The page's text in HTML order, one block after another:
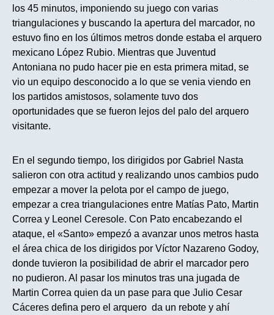
los 45 minutos, imponiendo su juego con varias
triangulaciones y buscando la apertura del marcador, no
estuvo fino en los últimos metros donde estaba el arquero
mexicano López Rubio. Mientras que Juventud
Antoniana no pudo hacer pie en esta primera mitad, se
vio un equipo desconocido a lo que se venia viendo en
los partidos amistosos, solamente tuvo dos
oportunidades que se fueron lejos del palo del arquero
visitante.
En el segundo tiempo, los dirigidos por Gabriel Nasta
salieron con otra actitud y realizando unos cambios pudo
empezar a mover la pelota por el campo de juego,
empezar a crea triangulaciones entre Matías Pato, Martin
Correa y Leonel Ceresole. Con Pato encabezando el
ataque, el «Santo» empezó a avanzar unos metros hasta
el área chica de los dirigidos por Víctor Nazareno Godoy,
donde tuvieron la posibilidad de abrir el marcador pero
no pudieron. Al pasar los minutos tras una jugada de
Martin Correa quien da un pase para que Julio Cesar
Cáceres defina pero el arquero da un rebote y ahí